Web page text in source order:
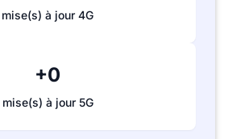
mise(s) à jour 4G
+0
mise(s) à jour 5G